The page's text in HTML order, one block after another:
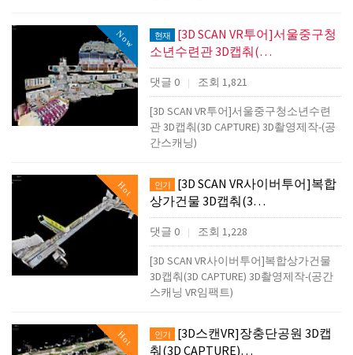
Now 현재
[3D SCAN VR투어]서울중구청
소년수련관 3D캡춰(…
댓글 0 | 조회 1,821
[3D SCAN VR투어]서울중구청소년수련
관 3D캡춰(3D CAPTURE) 3D촬영제작-(공
간스캐닝)
Hot 인기
[3D SCAN VR사이버투어]복합
상가건물 3D캡춰(3…
댓글 0 | 조회 1,228
[3D SCAN VR사이버투어]복합상가건물
3D캡춰(3D CAPTURE) 3D촬영제작-(공간
스캐닝 VR임팩트)
Hot 인기
[3D스캔VR]장충단공원 3D캡
춰(3D CAPTURE)…